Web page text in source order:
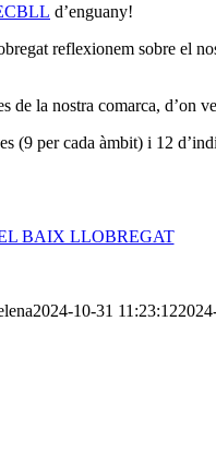
d’enguany!
reflexionem sobre el
de la nostra comarca, d’on
(9 per cada àmbit) i 12
BAIX LLOBREGAT
2024-10-31 11:23:12